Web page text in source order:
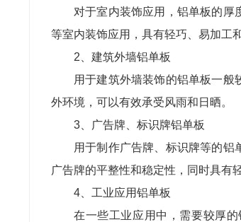
对于室内装饰应用，铝单板的厚
等室内装饰应用，具有轻巧、易加工
2、建筑外墙铝单板
用于建筑外墙装饰的铝单板一般
外环境，可以有效承受风雨和日晒。
3、广告牌、标识牌铝单板
用于制作广告牌、标识牌等的铝
广告牌的平整性和稳定性，同时具有
4、工业应用铝单板
在一些工业应用中，需要较厚